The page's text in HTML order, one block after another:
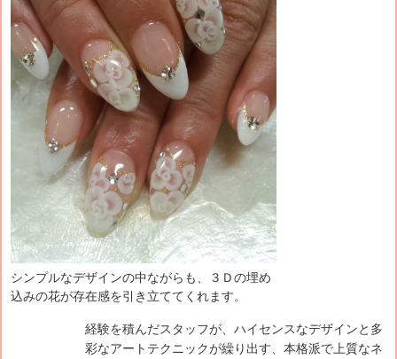
シンプルなデザインの中ながらも、３Ｄの埋め
込みの花が存在感を引き立ててくれます。
経験を積んだスタッフが、ハイセンスなデザインと多
彩なアートテクニックが繰り出す、本格派で上質なネ